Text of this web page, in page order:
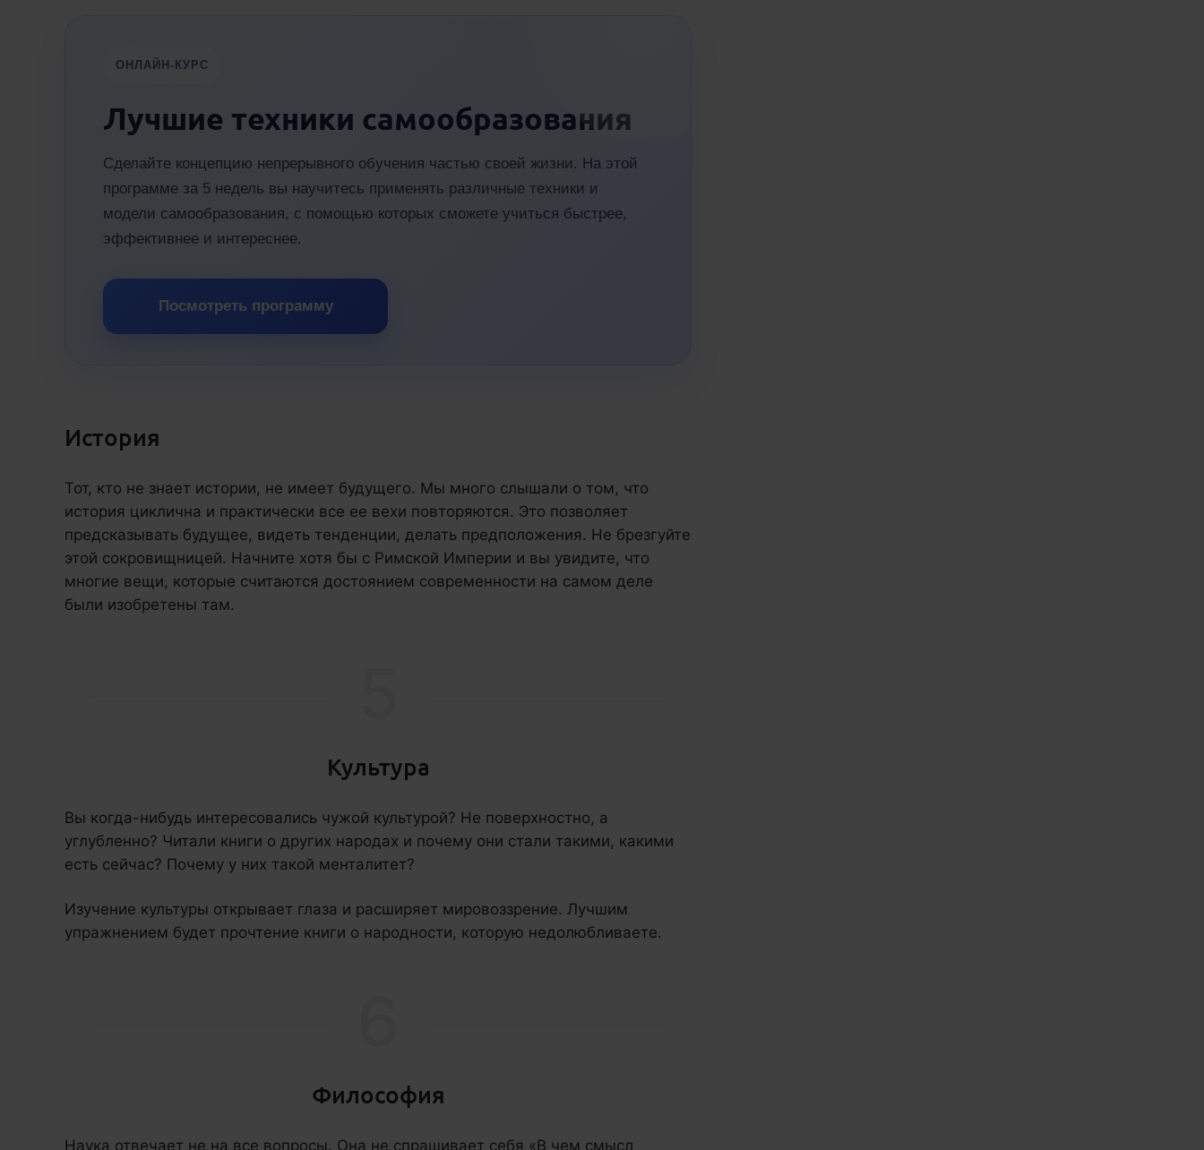
ОНЛАЙН-КУРС
Лучшие техники самообразования
Сделайте концепцию непрерывного обучения частью своей жизни. На этой
программе за 5 недель вы научитесь применять различные техники и
модели самообразования, с помощью которых сможете учиться быстрее,
эффективнее и интереснее.
Посмотреть программу
История
Тот, кто не знает истории, не имеет будущего. Мы много слышали о том, что
история циклична и практически все ее вехи повторяются. Это позволяет
предсказывать будущее, видеть тенденции, делать предположения. Не брезгуйте
этой сокровищницей. Начните хотя бы с Римской Империи и вы увидите, что
многие вещи, которые считаются достоянием современности на самом деле
были изобретены там.
Культура
Вы когда-нибудь интересовались чужой культурой? Не поверхностно, а
углубленно? Читали книги о других народах и почему они стали такими, какими
есть сейчас? Почему у них такой менталитет?
Изучение культуры открывает глаза и расширяет мировоззрение. Лучшим
упражнением будет прочтение книги о народности, которую недолюбливаете.
Философия
Наука отвечает не на все вопросы. Она не спрашивает себя «В чем смысл